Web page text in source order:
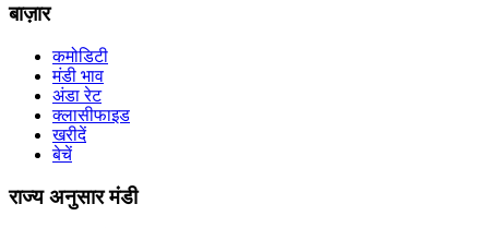
बाज़ार
कमोडिटी
मंडी भाव
अंडा रेट
क्लासीफाइड
खरीदें
बेचें
राज्य अनुसार मंडी